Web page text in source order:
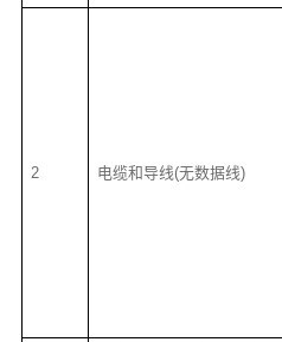
2 电缆和导线(无数据线)